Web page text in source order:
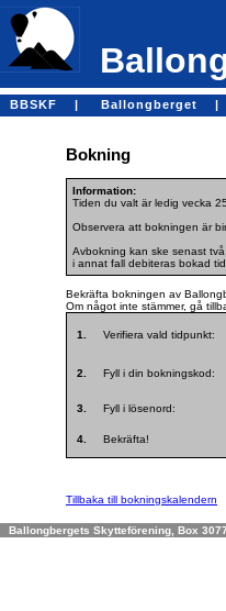
BBSKF | Ballongberget |
Bokning
Information:
Tiden du valt är ledig vecka
Observera att bokningen är
Avbokning kan ske senast
i annat fall debiteras bokad
Bekräfta bokningen av
Om något inte stämmer, gå
1. Verifiera vald tidpunkt:
2. Fyll i din bokningskod:
3. Fyll i lösenord:
4. Bekräfta!
Tillbaka till bokningskalendern
Ballongbergets Skytteförening, Box